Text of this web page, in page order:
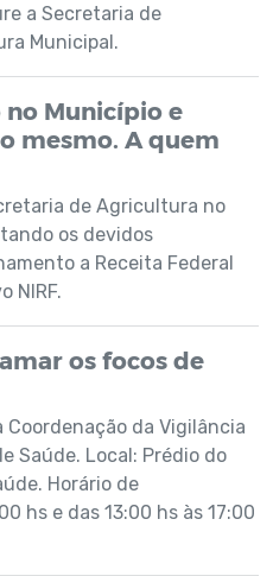
a Secretaria de
Municipal.
Município e
mesmo. A quem
de Agricultura no
os devidos
a Receita Federal
NIRF.
os focos de
Coordenação da Vigilância
Saúde. Local: Prédio do
Horário de
hs e das 13:00 hs às 17:00